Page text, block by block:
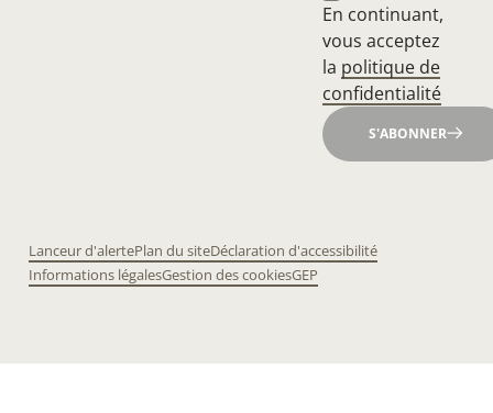
En continuant,
vous acceptez
la politique de
confidentialité
S'ABONNER
Lanceur d'alertePlan du siteDéclaration d'accessibilité
Informations légalesGestion des cookiesGEP